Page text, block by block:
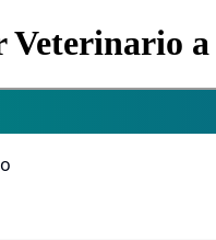
a